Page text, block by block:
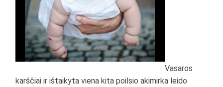
Vasaros
karščiai ir ištaikyta viena kita poilsio akimirka leido